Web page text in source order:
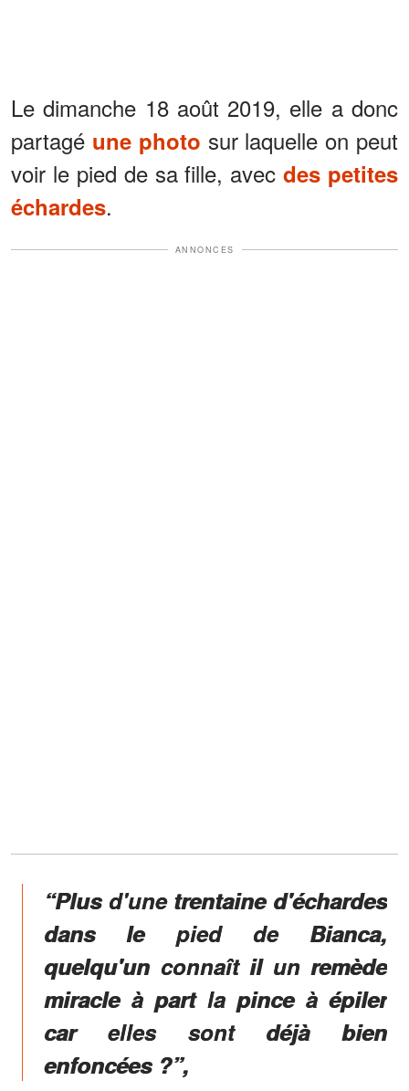
Le dimanche 18 août 2019, elle a donc
partagé une photo sur laquelle on peut
voir le pied de sa fille, avecdes petites
échardes.
ANNONCES
“Plus d'une trentaine d'échardes
dans le pied de Bianca,
quelqu'un connaît il un remède
miracle à part la pince à épiler
car elles sont déjà bien
enfoncées ?”,